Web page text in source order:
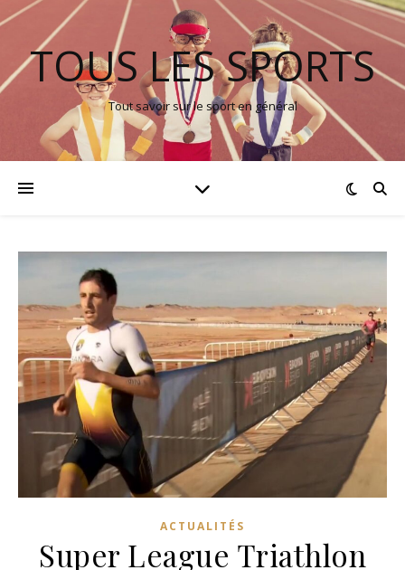
TOUS LES SPORTS
Tout savoir sur le sport en général
ACTUALITÉS
Super League Triathlon